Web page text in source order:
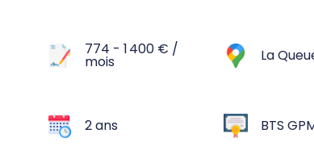
774 - 1 400 € /
mois La
2 ans BTS